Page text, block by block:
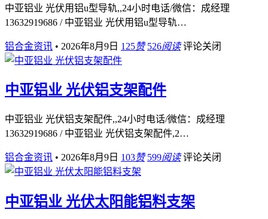
中亚铝业 光伏用铝u型导轨,,24小时电话/微信：成经理
13632919686 / 中亚铝业 光伏用铝u型导轨…
铝合金资讯 • 2026年8月9日 125赞 526阅读 评论关闭
中亚铝业 光伏铝支架配件
中亚铝业 光伏铝支架配件,,24小时电话/微信：成经理
13632919686 / 中亚铝业 光伏铝支架配件,2…
铝合金资讯 • 2026年8月9日 103赞 599阅读 评论关闭
中亚铝业 光伏太阳能铝料支架